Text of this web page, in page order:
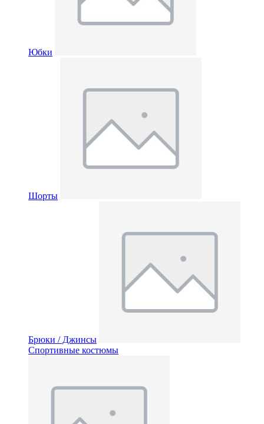
Юбки
Шорты
Брюки / Джинсы
Спортивные костюмы